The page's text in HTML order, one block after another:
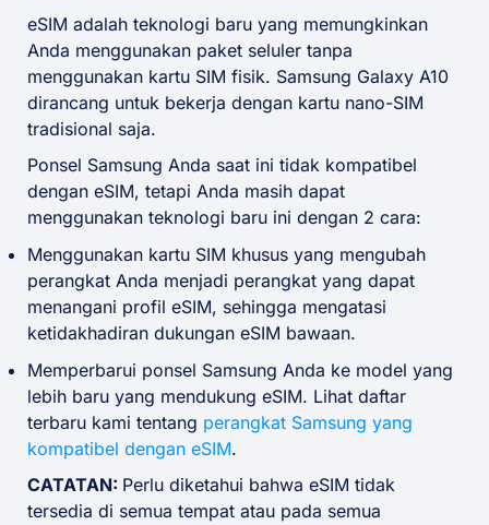
eSIM adalah teknologi baru yang memungkinkan
Anda menggunakan paket seluler tanpa
menggunakan kartu SIM fisik. Samsung Galaxy A10
dirancang untuk bekerja dengan kartu nano-SIM
tradisional saja.
Ponsel Samsung Anda saat ini tidak kompatibel
dengan eSIM, tetapi Anda masih dapat
menggunakan teknologi baru ini dengan 2 cara:
Menggunakan kartu SIM khusus yang mengubah
perangkat Anda menjadi perangkat yang dapat
menangani profil eSIM, sehingga mengatasi
ketidakhadiran dukungan eSIM bawaan.
Memperbarui ponsel Samsung Anda ke model yang
lebih baru yang mendukung eSIM. Lihat daftar
terbaru kami tentang perangkat Samsung yang
kompatibel dengan eSIM.
CATATAN: Perlu diketahui bahwa eSIM tidak
tersedia di semua tempat atau pada semua